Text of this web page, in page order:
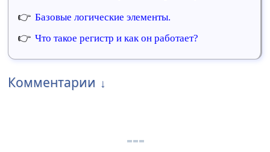
Базовые логические элементы.
Что такое регистр и как он работает?
Комментарии